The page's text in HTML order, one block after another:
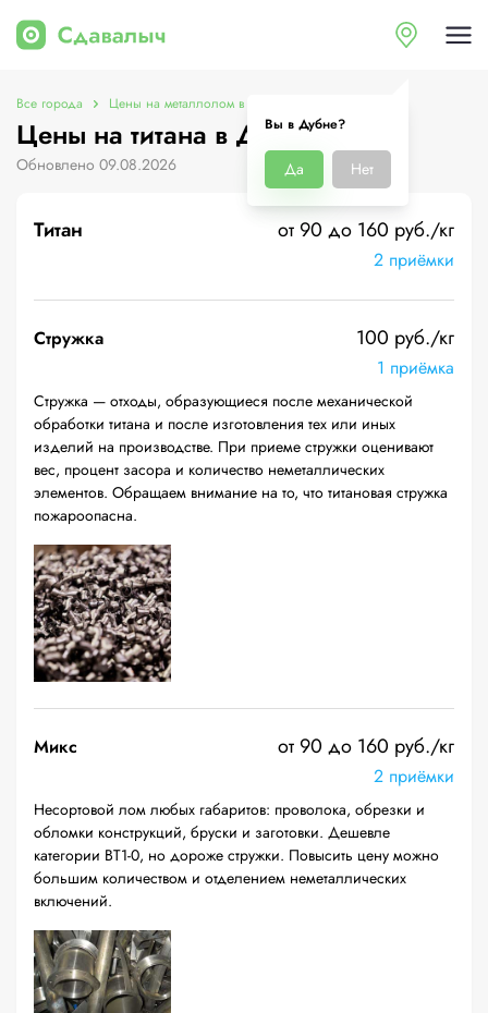
Вы в Дубне?
Да Нет
Все города Цены на металлолом в Дубне
Цены на титана в Дубне
Обновлено 09.08.2026
Титан от 90 до 160 руб./кг
2 приёмки
Стружка 100 руб./кг
1 приёмка
Стружка — отходы, образующиеся после механической
обработки титана и после изготовления тех или иных
изделий на производстве. При приеме стружки оценивают
вес, процент засора и количество неметаллических
элементов. Обращаем внимание на то, что титановая стружка
пожароопасна.
Микс от 90 до 160 руб./кг
2 приёмки
Несортовой лом любых габаритов: проволока, обрезки и
обломки конструкций, бруски и заготовки. Дешевле
категории ВТ1-0, но дороже стружки. Повысить цену можно
большим количеством и отделением неметаллических
включений.